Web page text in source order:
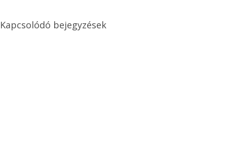
Kapcsolódó bejegyzések